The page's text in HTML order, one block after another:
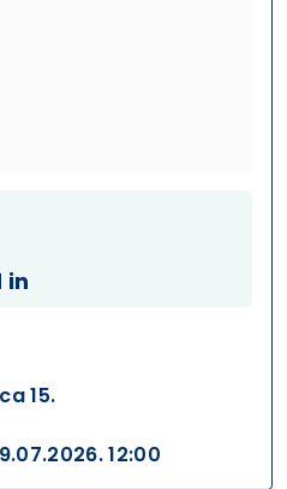
in
15.
12:00